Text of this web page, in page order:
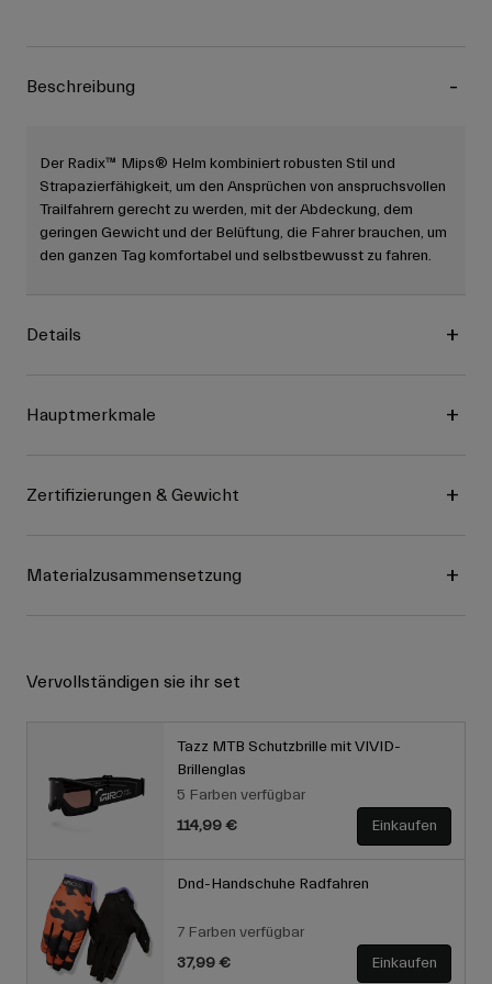
Beschreibung
Der Radix™ Mips® Helm kombiniert robusten Stil und
Strapazierfähigkeit, um den Ansprüchen von anspruchsvollen
Trailfahrern gerecht zu werden, mit der Abdeckung, dem
geringen Gewicht und der Belüftung, die Fahrer brauchen, um
den ganzen Tag komfortabel und selbstbewusst zu fahren.
Details
Hauptmerkmale
Zertifizierungen & Gewicht
Materialzusammensetzung
Vervollständigen sie ihr set
Tazz MTB Schutzbrille mit VIVID-
Brillenglas
5 Farben verfügbar
114,99 €
Einkaufen
Dnd-Handschuhe Radfahren
7 Farben verfügbar
37,99 €
Einkaufen